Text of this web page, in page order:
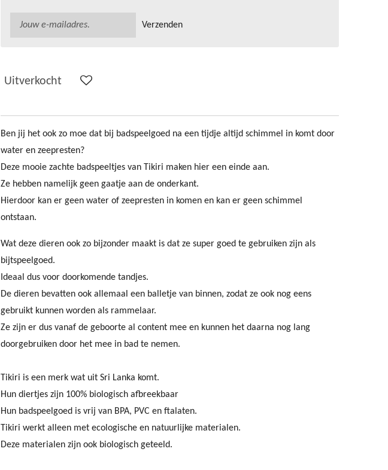
Verzenden
Uitverkocht
Ben jij het ook zo moe dat bij badspeelgoed na een tijdje altijd schimmel in komt door
water en zeepresten?
Deze mooie zachte badspeeltjes van Tikiri maken hier een einde aan.
Ze hebben namelijk geen gaatje aan de onderkant.
Hierdoor kan er geen water of zeepresten in komen en kan er geen schimmel
ontstaan.
Wat deze dieren ook zo bijzonder maakt is dat ze super goed te gebruiken zijn als
bijtspeelgoed.
Ideaal dus voor doorkomende tandjes.
De dieren bevatten ook allemaal een balletje van binnen, zodat ze ook nog eens
gebruikt kunnen worden als rammelaar.
Ze zijn er dus vanaf de geboorte al content mee en kunnen het daarna nog lang
doorgebruiken door het mee in bad te nemen.
Tikiri is een merk wat uit Sri Lanka komt.
Hun diertjes zijn 100% biologisch afbreekbaar
Hun badspeelgoed is vrij van BPA, PVC en ftalaten.
Tikiri werkt alleen met ecologische en natuurlijke materialen.
Deze materialen zijn ook biologisch geteeld.